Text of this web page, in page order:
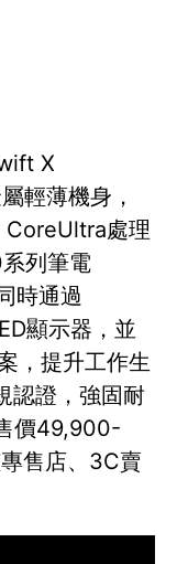
X
輕薄機身，
CoreUltra處理
列筆電
時通過
顯示器，並
，提升工作生
認證，強固耐
價49,900-
售店、3C賣